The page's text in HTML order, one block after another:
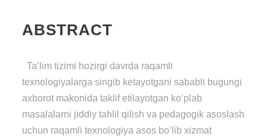
ABSTRACT
Ta’lim tizimi hozirgi davrda raqamli
texnologiyalarga singib ketayotgani sababli bugungi
axborot makonida taklif etilayotgan ko‘plab
masalalarni jiddiy tahlil qilish va pedagogik asoslash
uchun raqamli texnologiya asos bo‘lib xizmat